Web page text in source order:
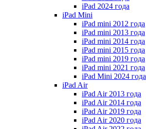
iPad 2024 года
iPad Mini
iPad mini 2012 года
iPad mini 2013 года
iPad mini 2014 года
iPad mini 2015 года
iPad mini 2019 года
iPad mini 2021 года
iPad Mini 2024 года
iPad Air
iPad Air 2013 года
iPad Air 2014 года
iPad Air 2019 года
iPad Air 2020 года